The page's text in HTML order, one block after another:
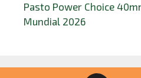
Pasto Power Choice
Mundial 2026